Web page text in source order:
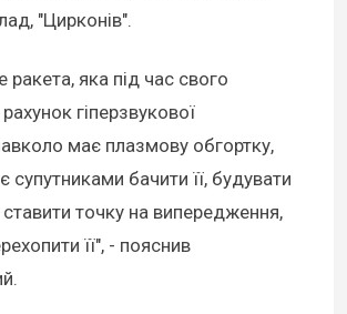
"Цирконів".
ракета, яка під час свого
гіперзвукової
має плазмову обгортку,
супутниками бачити її, будувати
ставити точку на випередження,
її", - пояснив